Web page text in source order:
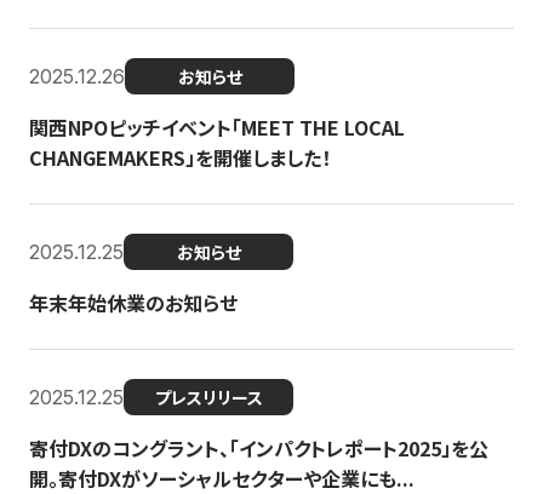
2025.12.26 お知らせ
関西NPOピッチイベント「MEET THE LOCAL
CHANGEMAKERS」を開催しました！
2025.12.25 お知らせ
年末年始休業のお知らせ
2025.12.25 プレスリリース
寄付DXのコングラント、「インパクトレポート2025」を公
開。寄付DXがソーシャルセクターや企業にも...